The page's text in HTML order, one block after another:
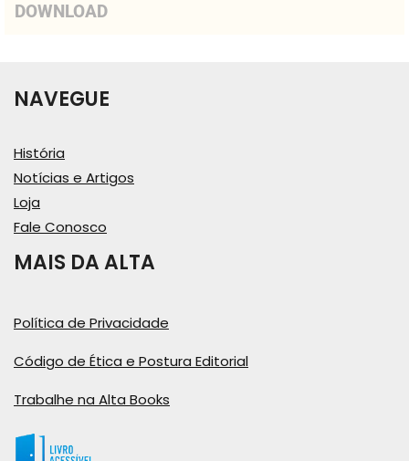
DOWNLOAD
NAVEGUE
História
Notícias e Artigos
Loja
Fale Conosco
MAIS DA ALTA
Política de Privacidade
Código de Ética e Postura Editorial
Trabalhe na Alta Books